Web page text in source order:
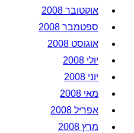
אוקטובר 2008
ספטמבר 2008
אוגוסט 2008
יולי 2008
יוני 2008
מאי 2008
אפריל 2008
מרץ 2008